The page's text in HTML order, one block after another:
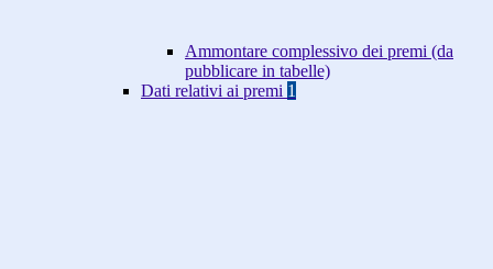
Ammontare complessivo dei premi (da
pubblicare in tabelle)
Dati relativi ai premi 1